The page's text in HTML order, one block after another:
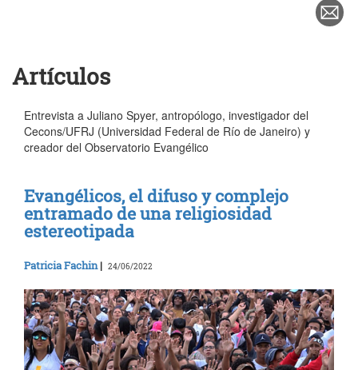
Artículos
Entrevista a Juliano Spyer, antropólogo, investigador del
Cecons/UFRJ (Universidad Federal de Río de Janeiro) y
creador del Observatorio Evangélico
Evangélicos, el difuso y complejo
entramado de una religiosidad
estereotipada
Patricia Fachin| 24/06/2022